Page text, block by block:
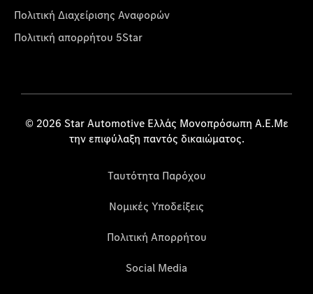
Πολιτική Διαχείρισης Αναφορών
Πολιτική απορρήτου 5Star
© 2026 Star Automotive Ελλάς Μονοπρόσωπη Α.Ε.Με
την επιφύλαξη παντός δικαιώματος.
Ταυτότητα Παρόχου
Νομικές Υποδείξεις
Πολιτική Απορρήτου
Social Media